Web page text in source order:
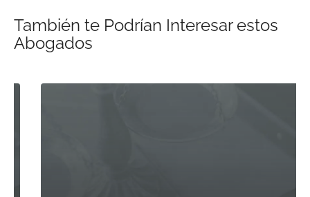
También te Podrían Interesar estos
Abogados